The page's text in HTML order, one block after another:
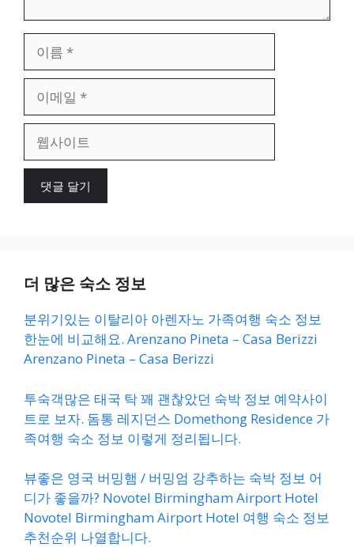
일
이
더 많은 숙소 정보
분위기있는 이탈리아 아렌자노 가족여행 숙소 정보
한눈에 비교해요. Arenzano Pineta – Casa Berizzi
Arenzano Pineta – Casa Berizzi
투숙객많은 태국 탁 꽤 괜찮았던 숙박 정보 예약사이
트로 보자. 돔통 레지던스 Domethong Residence 가
족여행 숙소 정보 이렇게 정리됩니다.
뷰좋은 영국 버밍햄 / 버밍엄 강추하는 숙박 정보 어
디가 좋을까? Novotel Birmingham Airport Hotel
Novotel Birmingham Airport Hotel 여행 숙소 정보
추천순위 나열합니다.